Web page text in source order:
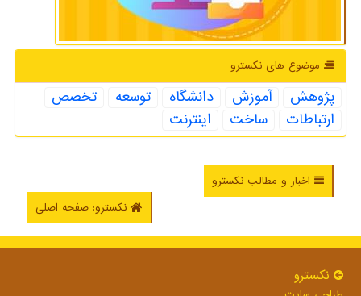
موضوع های نكسترو
پژوهش آموزش دانشگاه توسعه
تخصص
ارتباطات
ساخت اینترنت
اخبار و مطالب نکسترو
نکسترو: صفحه اصلی
نكسترو